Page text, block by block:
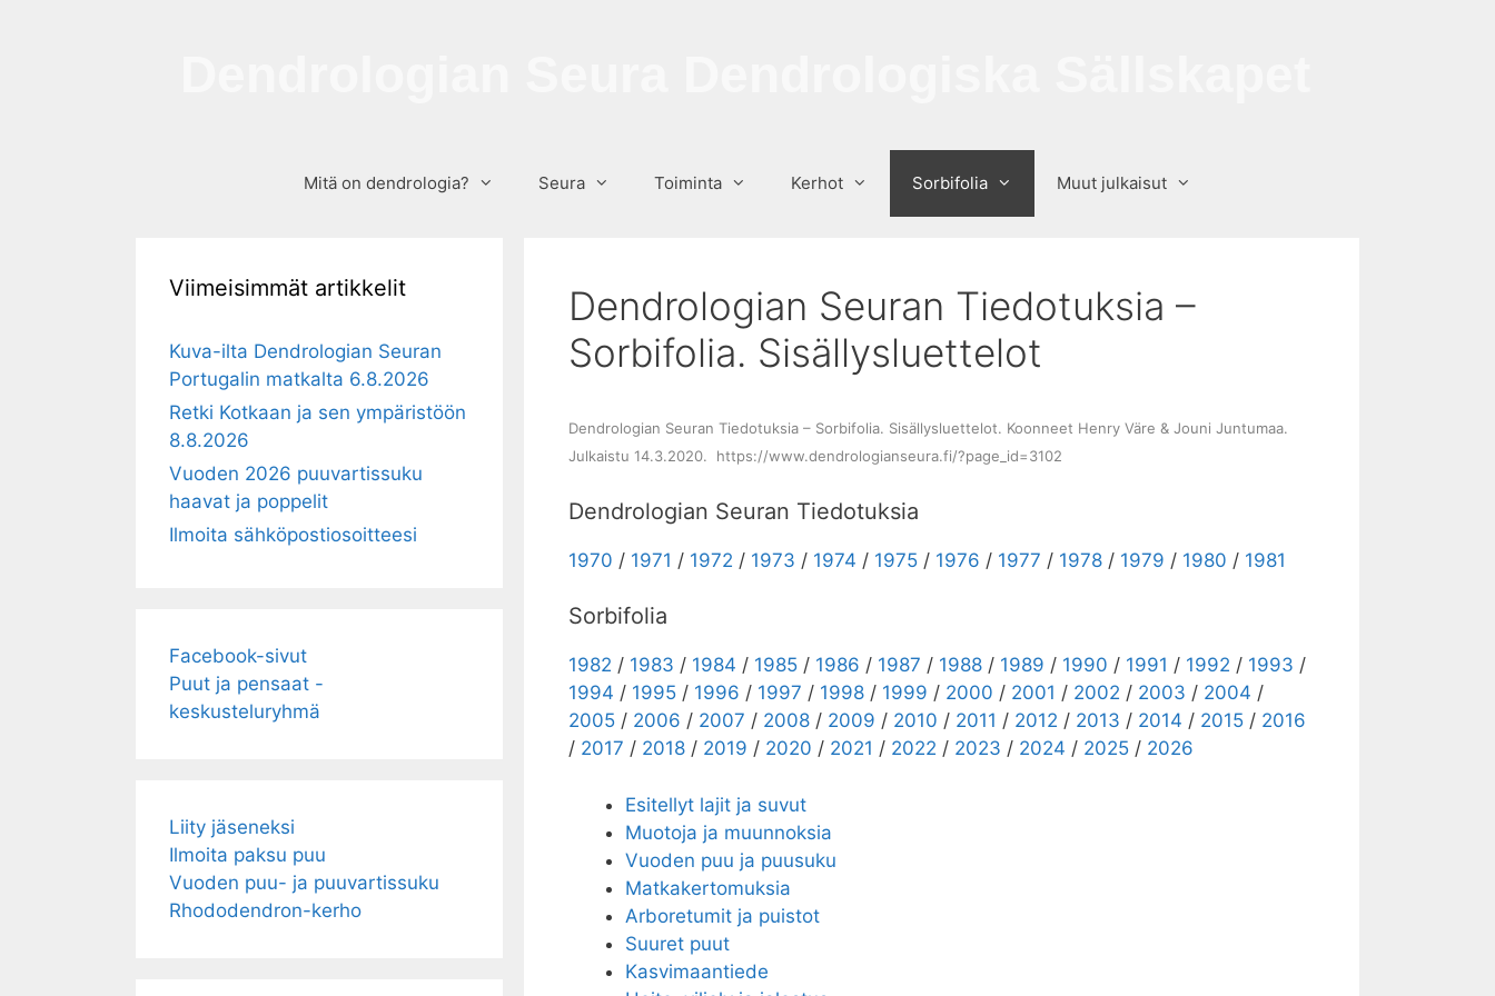
Mitä on dendrologia? Seura Toiminta Kerhot Sorbifolia Muut julkaisut
Dendrologian Seuran Tiedotuksia –
Sorbifolia. Sisällysluettelot
Dendrologian Seuran Tiedotuksia – Sorbifolia. Sisällysluettelot. Koonneet Henry Väre & Jouni Juntumaa.
Julkaistu 14.3.2020. https://www.dendrologianseura.fi/?page_id=3102
Dendrologian Seuran Tiedotuksia
1970 / 1971 / 1972 / 1973 / 1974 / 1975 / 1976 / 1977 / 1978 / 1979 / 1980 / 1981
Sorbifolia
1982 / 1983 / 1984 / 1985 / 1986 / 1987 / 1988 / 1989 / 1990 / 1991 / 1992 / 1993 /
1994 / 1995 / 1996 / 1997 / 1998 / 1999 / 2000 / 2001 / 2002 / 2003 / 2004 /
2005 / 2006 / 2007 / 2008 / 2009 / 2010 / 2011 / 2012 / 2013 / 2014 / 2015 / 2016
/ 2017 / 2018 / 2019 / 2020 / 2021 / 2022 / 2023 / 2024 / 2025 / 2026
Esitellyt lajit ja suvut
Muotoja ja muunnoksia
Vuoden puu ja puusuku
Matkakertomuksia
Arboretumit ja puistot
Suuret puut
Kasvimaantiede
Viimeisimmät artikkelit
Kuva-ilta Dendrologian Seuran
Portugalin matkalta 6.8.2026
Retki Kotkaan ja sen ympäristöön
8.8.2026
Vuoden 2026 puuvartissuku
haavat ja poppelit
Ilmoita sähköpostiosoitteesi
Facebook-sivut
Puut ja pensaat -
keskusteluryhmä
Liity jäseneksi
Ilmoita paksu puu
Vuoden puu- ja puuvartissuku
Rhododendron-kerho